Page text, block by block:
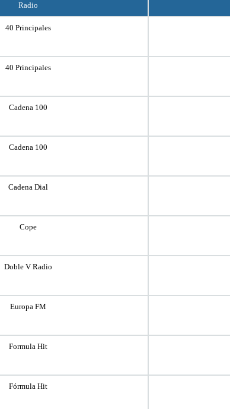
Radio
40 Principales
40 Principales
Cadena 100
Cadena 100
Cadena Dial
Cope
Doble V Radio
Europa FM
Formula Hit
Fórmula Hit